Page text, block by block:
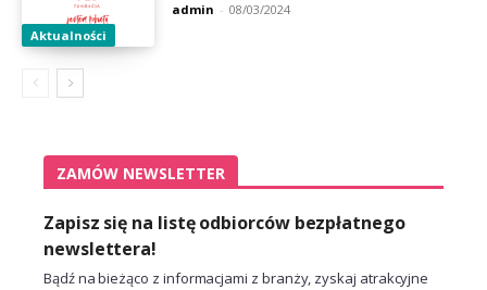
Aktualności
admin - 08/03/2024
ZAMÓW NEWSLETTER
Zapisz się na listę odbiorców bezpłatnego
newslettera!
Bądź na bieżąco z informacjami z branży, zyskaj atrakcyjne